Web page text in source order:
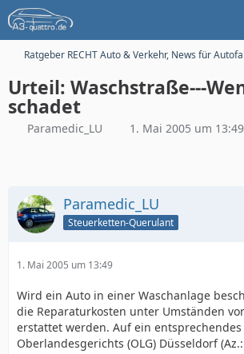
Ratgeber RECHT Auto & Verkehr, News für
Urteil: Waschstraße---
schadet
Paramedic_LU 1. Mai 2005 um 13:49
Paramedic_LU
Steuerketten-Querulant
1. Mai 2005 um 13:49
Wird ein Auto in einer Waschanlage
die Reparaturkosten unter Umständen
erstattet werden. Auf ein
Oberlandesgerichts (OLG) Düsseldorf